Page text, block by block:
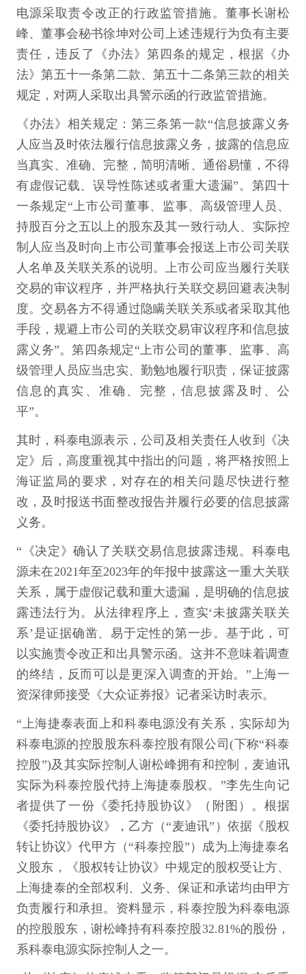
电源采取责令改正的行政监管措施。董事长谢松
峰、董事会秘书徐坤对公司上述违规行为负有主要
责任，违反了《办法》第四条的规定，根据《办
法》第五十一条第二款、第五十二条第三款的相关
规定，对两人采取出具警示函的行政监管措施。
《办法》相关规定：第三条第一款“信息披露义务
人应当及时依法履行信息披露义务，披露的信息应
当真实、准确、完整，简明清晰、通俗易懂，不得
有虚假记载、误导性陈述或者重大遗漏”。第四十
一条规定“上市公司董事、监事、高级管理人员、
持股百分之五以上的股东及其一致行动人、实际控
制人应当及时向上市公司董事会报送上市公司关联
人名单及关联关系的说明。上市公司应当履行关联
交易的审议程序，并严格执行关联交易回避表决制
度。交易各方不得通过隐瞒关联关系或者采取其他
手段，规避上市公司的关联交易审议程序和信息披
露义务”。第四条规定“上市公司的董事、监事、高
级管理人员应当忠实、勤勉地履行职责，保证披露
信息的真实、准确、完整，信息披露及时、公
平”。
其时，科泰电源表示，公司及相关责任人收到《决
定》后，高度重视其中指出的问题，将严格按照上
海证监局的要求，对存在的相关问题尽快进行整
改，及时报送书面整改报告并履行必要的信息披露
义务。
“《决定》确认了关联交易信息披露违规。科泰电
源未在2021年至2023年的年报中披露这一重大关联
关系，属于虚假记载和重大遗漏，是明确的信息披
露违法行为。从法律程序上，查实‘未披露关联关
系’是证据确凿、易于定性的第一步。基于此，可
以实施责令改正和出具警示函。这并不意味着调查
的终结，反而可以是更深入调查的开始。”上海一
资深律师接受《大众证券报》记者采访时表示。
“上海捷泰表面上和科泰电源没有关系，实际却为
科泰电源的控股股东科泰控股有限公司(下称“科泰
控股”)及其实际控制人谢松峰拥有和控制，麦迪讯
实际为科泰控股代持上海捷泰股权。”李先生向记
者提供了一份《委托持股协议》（附图）。根据
《委托持股协议》，乙方（“麦迪讯”）依据《股权
转让协议》代甲方（“科泰控股”）成为上海捷泰名
义股东，《股权转让协议》中规定的股权受让方、
上海捷泰的全部权利、义务、保证和承诺均由甲方
负责履行和承担。资料显示，科泰控股为科泰电源
的控股股东，谢松峰持有科泰控股32.81%的股份，
系科泰电源实际控制人之一。